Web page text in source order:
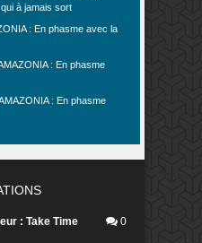
à jamais sort
: En phasme avec la
: En phasme
: En phasme
: Take Time
0